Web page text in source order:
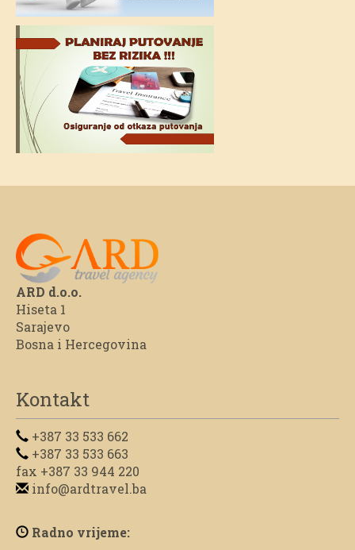
ARD d.o.o.
Hiseta 1
Sarajevo
Bosna i Hercegovina
Kontakt
+387 33 533 662
+387 33 533 663
fax +387 33 944 220
info@ardtravel.ba
Radno vrijeme: